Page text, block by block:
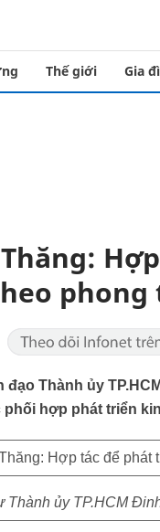
Thế giới Gia
phong
đạo Thành ủy
phối hợp phát triển
Thành ủy TP.HCM